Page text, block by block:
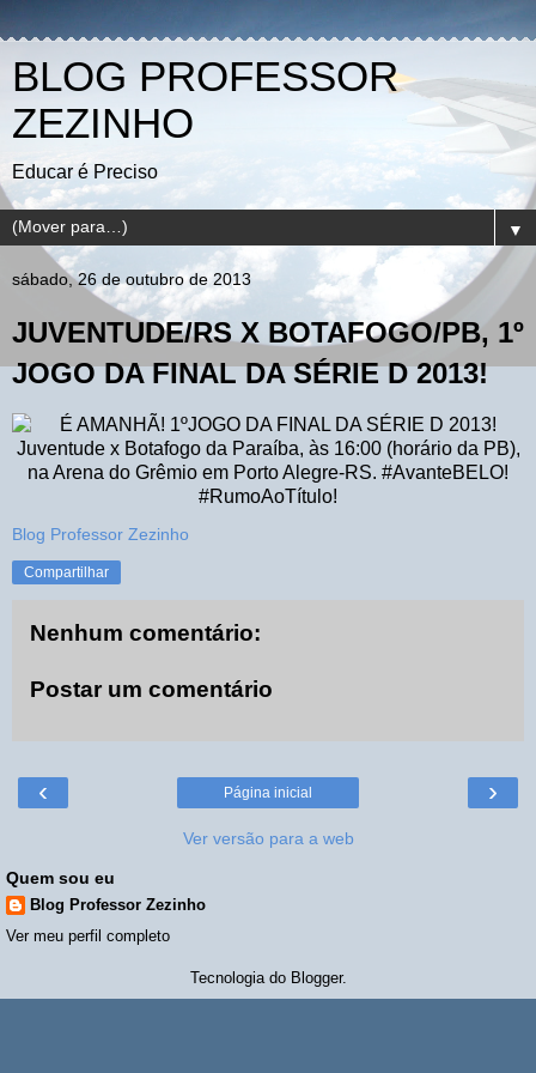
BLOG PROFESSOR
ZEZINHO
Educar é Preciso
▼
sábado, 26 de outubro de 2013
JUVENTUDE/RS X BOTAFOGO/PB, 1º
JOGO DA FINAL DA SÉRIE D 2013!
Blog Professor Zezinho
Compartilhar
Nenhum comentário:
Postar um comentário
‹ ›
Página inicial
Ver versão para a web
Quem sou eu
Blog Professor Zezinho
Ver meu perfil completo
Tecnologia do Blogger.